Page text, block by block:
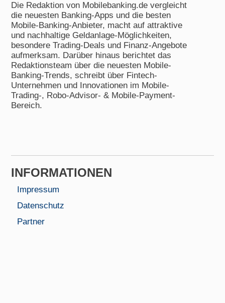
Die Redaktion von Mobilebanking.de vergleicht
die neuesten Banking-Apps und die besten
Mobile-Banking-Anbieter, macht auf attraktive
und nachhaltige Geldanlage-Möglichkeiten,
besondere Trading-Deals und Finanz-Angebote
aufmerksam. Darüber hinaus berichtet das
Redaktionsteam über die neuesten Mobile-
Banking-Trends, schreibt über Fintech-
Unternehmen und Innovationen im Mobile-
Trading-, Robo-Advisor- & Mobile-Payment-
Bereich.
INFORMA­TIONEN
Impressum
Datenschutz
Partner